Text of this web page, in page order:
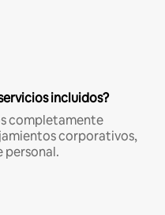
incluidos?
completamente
corporativos,
personal.